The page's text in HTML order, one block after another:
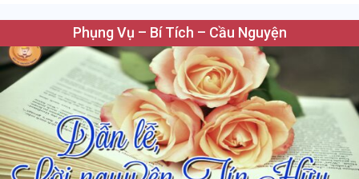
Phụng Vụ – Bí Tích – Cầu Nguyện